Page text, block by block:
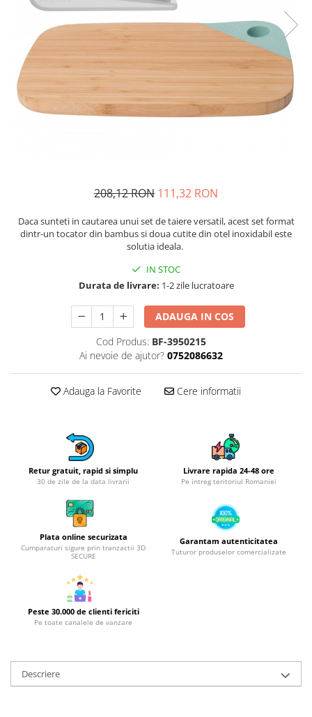
Fructiere si cosuri
Naproane si capace acoperire
alimente
Oliviere si solnite
Platouri servire
Suporturi oale
Tavi servire
Cutii Alimentare
Cutii pentru paine
Obiecte mobilier
Etajere
Decojitoare fructe si legume
Foarfece alimentare
Perii si bureti
Polonice, clesti, spatule, linguri
Prese, tocatoare si feliatoare
Seturi ustensile bucatarie
Tocatoare de bucatarie
Adaptor plita
Rafturi
Suporturi
Ceasuri decorative
Covorase intrare
Suporturi si rame fotografii
Odorizante
Odorizante auto
Odorizante camera
Rucsacuri
208,12 RON 111,32 RON
Daca sunteti in cautarea unui set de taiere versatil, acest set format
dintr-un tocator din bambus si doua cutite din otel inoxidabil este
solutia ideala.
IN STOC
Durata de livrare: 1-2 zile lucratoare
ADAUGA IN COS
Cod Produs: BF-3950215
Ai nevoie de ajutor? 0752086632
Adauga la Favorite Cere informatii
Retur gratuit, rapid si simplu
30 de zile de la data livrarii
Livrare rapida 24-48 ore
Pe intreg teritoriul Romaniei
Plata online securizata
Cumparaturi sigure prin tranzactii 3D
SECURE
Garantam autenticitatea
Tuturor produselor comercializate
Peste 30.000 de clienti fericiti
Pe toate canalele de vanzare
Descriere